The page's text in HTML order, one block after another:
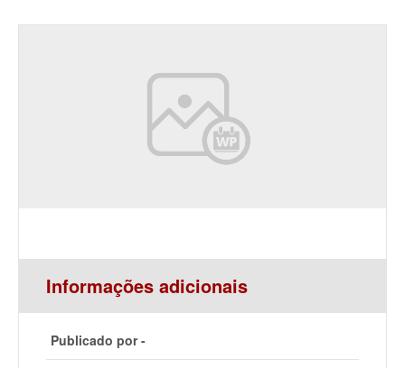
Informações adicionais
Publicado por -